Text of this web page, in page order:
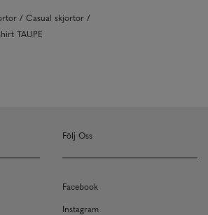
Casual skjortor
TAUPE
Följ Oss
Facebook
Instagram